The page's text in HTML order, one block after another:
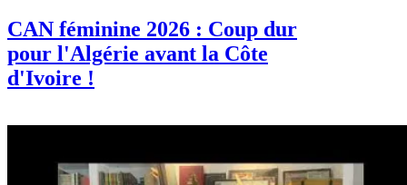
CAN féminine 2026 : Coup dur
pour l'Algérie avant la Côte
d'Ivoire !